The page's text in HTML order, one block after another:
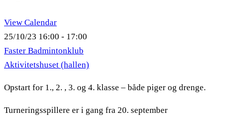
View Calendar
25/10/23 16:00 - 17:00
Faster Badmintonklub
Aktivitetshuset (hallen)
Opstart for 1., 2. , 3. og 4. klasse – både piger og drenge.
Turneringsspillere er i gang fra 20. september